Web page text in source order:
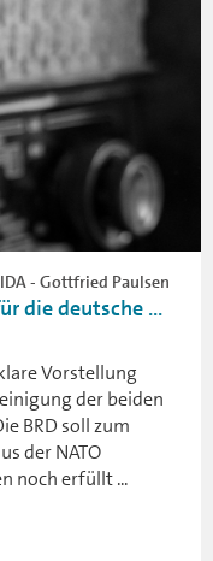
- Gottfried Paulsen
die deutsche ...
Vorstellung
der beiden
BRD soll zum
der NATO
noch erfüllt ...